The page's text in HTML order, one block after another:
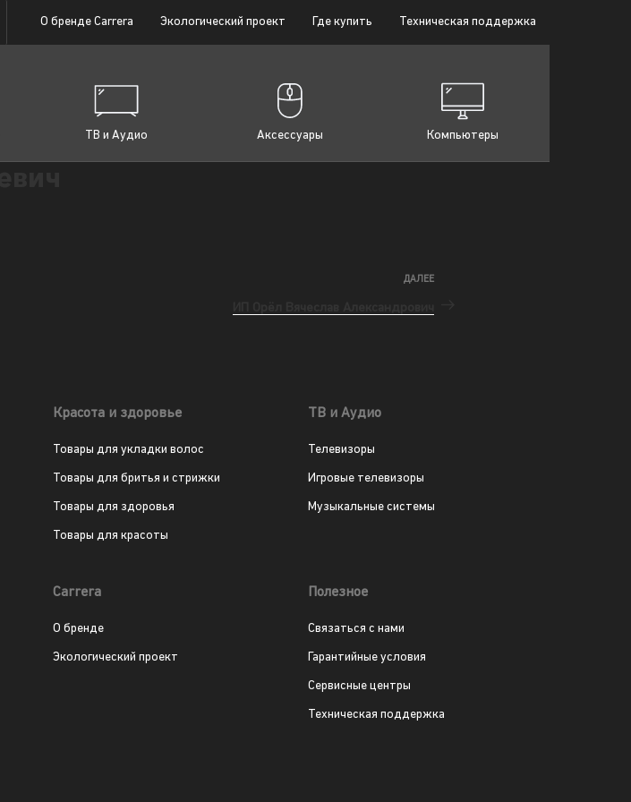
О бренде Carrera Экологический проект Где купить Техническая поддержка
ТВ и Аудио Аксессуары Компьютеры
ДАЛЕЕ
Красота и здоровье
Товары для укладки волос
Товары для бритья и стрижки
Товары для здоровья
Товары для красоты
ТВ и Аудио
Телевизоры
Игровые телевизоры
Музыкальные системы
Carrera
О бренде
Экологический проект
Полезное
Связаться с нами
Гарантийные условия
Сервисные центры
Техническая поддержка